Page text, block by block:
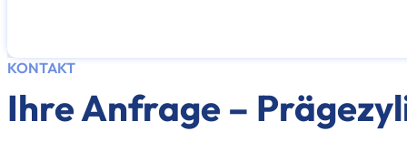
KONTAKT
Ihre Anfrage –